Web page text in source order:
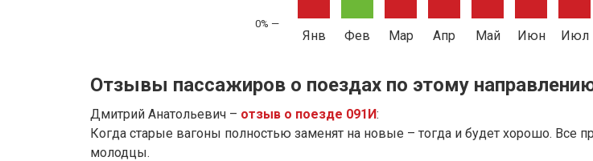
Янв Фев Мар Апр Май Июн Июл
Отзывы пассажиров о поездах по этому
Дмитрий Анатольевич – отзыв о поезде 091И:
Когда старые вагоны полностью заменят на новые – тогда и будет хорошо. Все
молодцы.